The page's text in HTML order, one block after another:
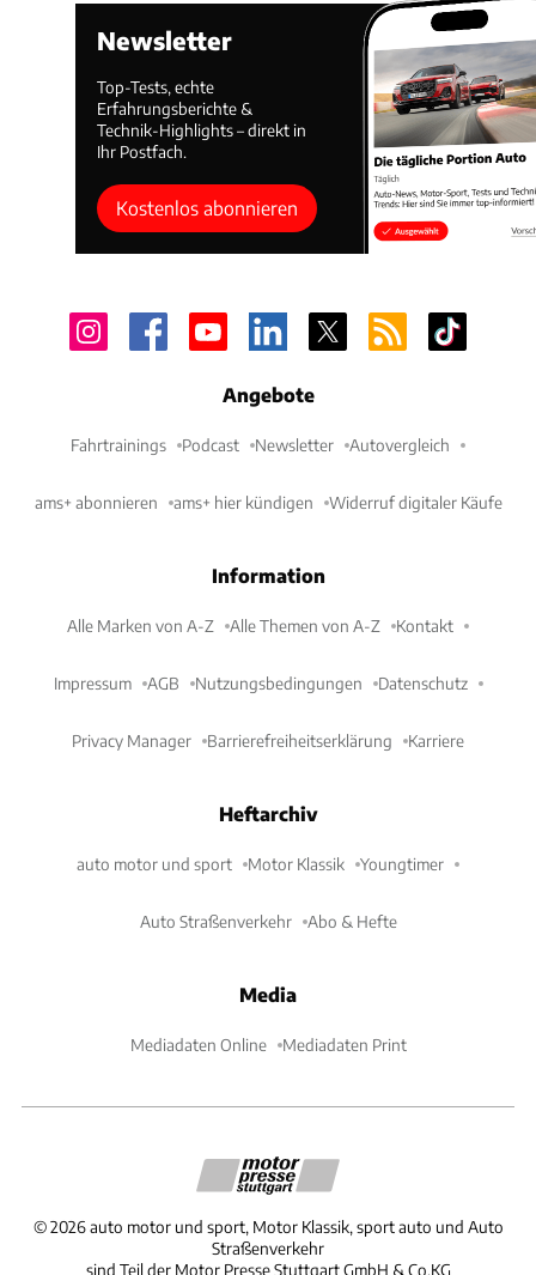
Newsletter
Top-Tests, echte
Erfahrungsberichte &
Technik-Highlights – direkt in
Ihr Postfach.
Kostenlos abonnieren
Angebote
Fahrtrainings Podcast Newsletter Autovergleich
ams+ abonnieren ams+ hier kündigen Widerruf digitaler Käufe
Information
Alle Marken von A-Z Alle Themen von A-Z Kontakt
Impressum AGB Nutzungsbedingungen Datenschutz
Privacy Manager Barrierefreiheitserklärung Karriere
Heftarchiv
auto motor und sport Motor Klassik Youngtimer
Auto Straßenverkehr Abo & Hefte
Media
Mediadaten Online Mediadaten Print
©2026 auto motor und sport, Motor Klassik, sport auto und Auto
Straßenverkehr
sind Teil der Motor Presse Stuttgart GmbH & Co.KG